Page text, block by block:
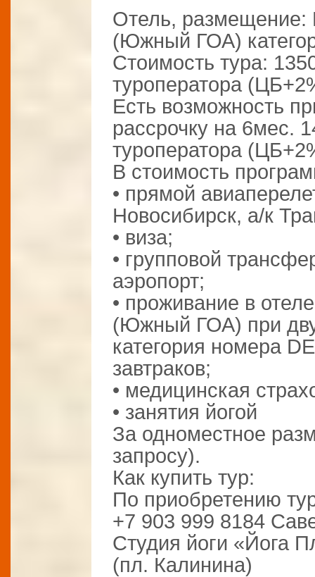
Отель, размещение:
(Южный ГОА)
Стоимость тура:
туроператора
Есть возможность
рассрочку на 6мес.
туроператора
В стоимость
• прямой
Новосибирск, а/к
• виза;
• групповой
аэропорт;
• проживание в
(Южный ГОА) при
категория номера
завтраков;
• медицинская
• занятия йогой
За одноместное
запросу).
Как купить тур:
По приобретению
+7 903 999 8184
Студия йоги «Йога
(пл. Калинина)